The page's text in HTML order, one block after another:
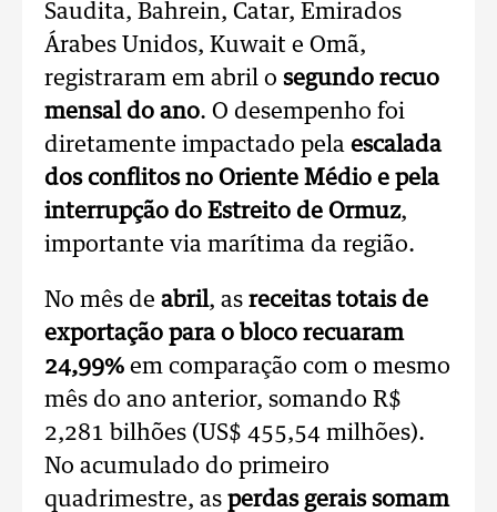
Saudita, Bahrein, Catar, Emirados
Árabes Unidos, Kuwait e Omã,
registraram em abril o segundo recuo
mensal do ano. O desempenho foi
diretamente impactado pela escalada
dos conflitos no Oriente Médio e pela
interrupção do Estreito de Ormuz,
importante via marítima da região.
No mês de abril, as receitas totais de
exportação para o bloco recuaram
24,99% em comparação com o mesmo
mês do ano anterior, somando R$
2,281 bilhões (US$ 455,54 milhões).
No acumulado do primeiro
quadrimestre, as perdas gerais somam